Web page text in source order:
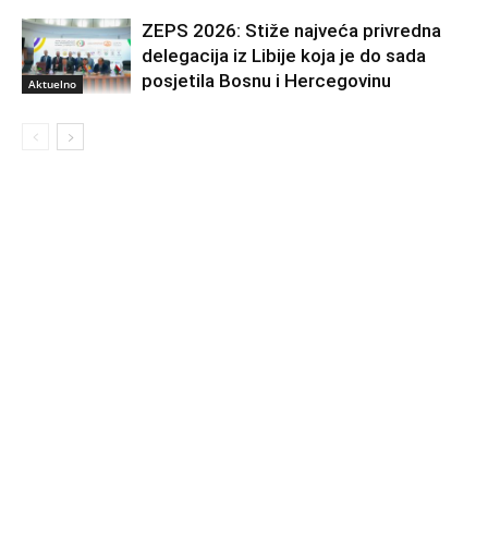
Aktuelno
ZEPS 2026: Stiže najveća privredna
delegacija iz Libije koja je do sada
posjetila Bosnu i Hercegovinu